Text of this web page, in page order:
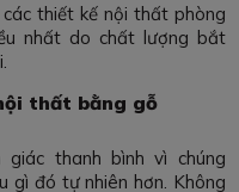
thiết kế nội thất phòng
nhất do chất lượng bắt
thất bằng gỗ
thanh bình vì chúng
gì đó tự nhiên hơn. Không